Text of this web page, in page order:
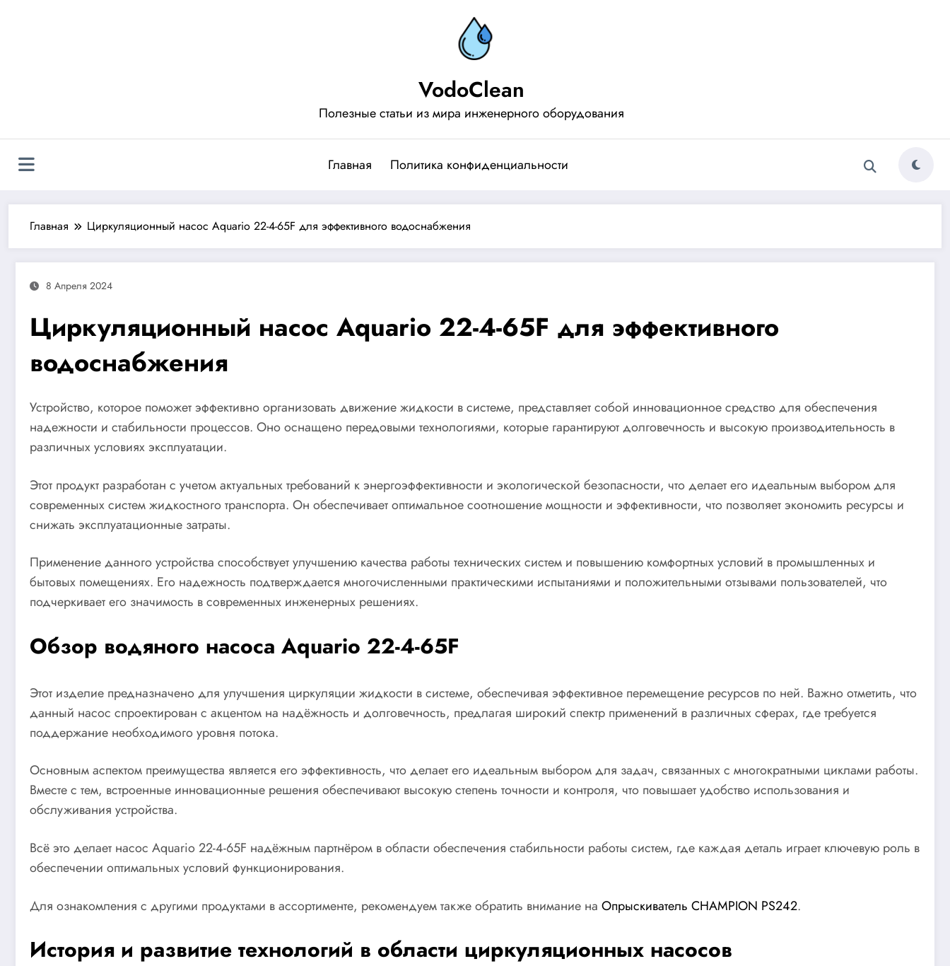
VodoClean
Полезные статьи из мира инженерного оборудования
Главная Политика конфиденциальности
Главная Циркуляционный насос Aquario 22-4-65F для эффективного водоснабжения
8 Апреля 2024
Циркуляционный насос Aquario 22-4-65F для эффективного
водоснабжения
Устройство, которое поможет эффективно организовать движение жидкости в системе, представляет собой инновационное средство для обеспечения
надежности и стабильности процессов. Оно оснащено передовыми технологиями, которые гарантируют долговечность и высокую производительность в
различных условиях эксплуатации.
Этот продукт разработан с учетом актуальных требований к энергоэффективности и экологической безопасности, что делает его идеальным выбором для
современных систем жидкостного транспорта. Он обеспечивает оптимальное соотношение мощности и эффективности, что позволяет экономить ресурсы и
снижать эксплуатационные затраты.
Применение данного устройства способствует улучшению качества работы технических систем и повышению комфортных условий в промышленных и
бытовых помещениях. Его надежность подтверждается многочисленными практическими испытаниями и положительными отзывами пользователей, что
подчеркивает его значимость в современных инженерных решениях.
Обзор водяного насоса Aquario 22-4-65F
Этот изделие предназначено для улучшения циркуляции жидкости в системе, обеспечивая эффективное перемещение ресурсов по ней. Важно отметить, что
данный насос спроектирован с акцентом на надёжность и долговечность, предлагая широкий спектр применений в различных сферах, где требуется
поддержание необходимого уровня потока.
Основным аспектом преимущества является его эффективность, что делает его идеальным выбором для задач, связанных с многократными циклами работы.
Вместе с тем, встроенные инновационные решения обеспечивают высокую степень точности и контроля, что повышает удобство использования и
обслуживания устройства.
Всё это делает насос Aquario 22-4-65F надёжным партнёром в области обеспечения стабильности работы систем, где каждая деталь играет ключевую роль в
обеспечении оптимальных условий функционирования.
Для ознакомления с другими продуктами в ассортименте, рекомендуем также обратить внимание на Опрыскиватель CHAMPION PS242.
История и развитие технологий в области циркуляционных насосов